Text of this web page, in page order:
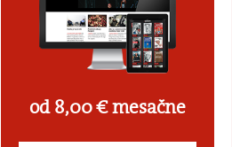
od 8,00 € mesačne